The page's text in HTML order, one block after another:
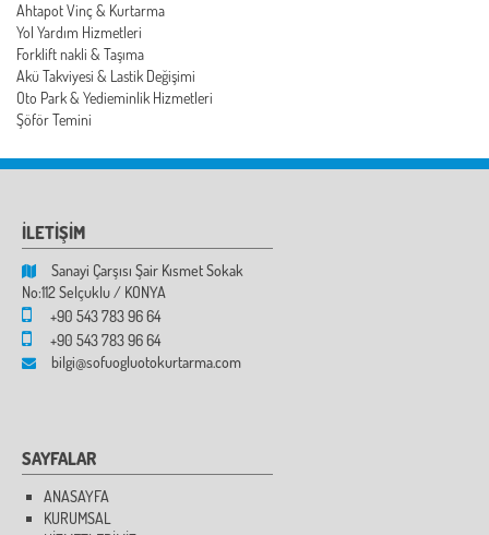
Ahtapot Vinç & Kurtarma
Yol Yardım Hizmetleri
Forklift nakli & Taşıma
Akü Takviyesi & Lastik Değişimi
Oto Park & Yedieminlik Hizmetleri
Şöför Temini
İLETİŞİM
Sanayi Çarşısı Şair Kısmet Sokak
No:112 Selçuklu / KONYA
+90 543 783 96 64
+90 543 783 96 64
bilgi@sofuogluotokurtarma.com
SAYFALAR
ANASAYFA
KURUMSAL